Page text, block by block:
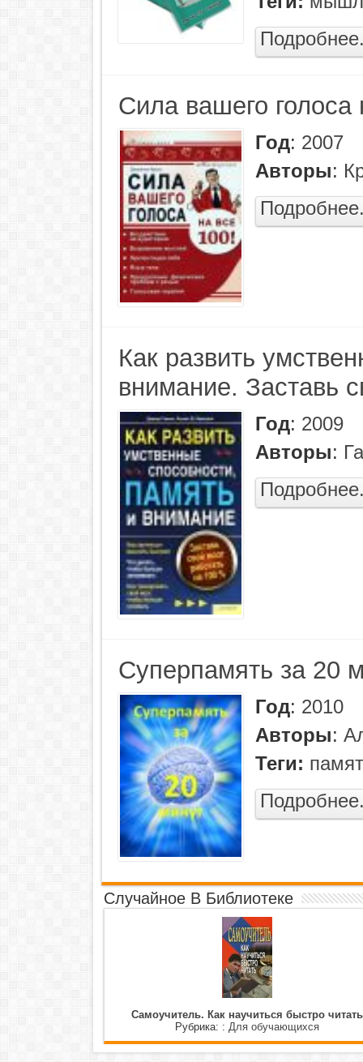
Сила вашего голоса
Год: 2007
Авторы:
Как развить
внимание. Заставь
Год: 2009
Авторы:
Суперпамять за 20
Год: 2010
Авторы:
Теги:
Случайное В Библиотеке
Самоучитель. Как научиться быстро читать
Рубрика: : Для обучающихся